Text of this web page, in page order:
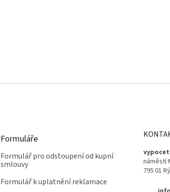
Formuláře
Formulář pro odstoupení od kupní
smlouvy
Formulář k uplatnění reklamace
náměstí
795 01